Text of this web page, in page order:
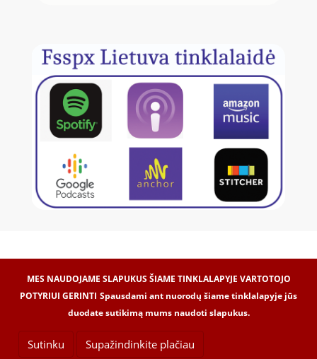
Internetinių svetainių kūrimas -Dipolis.com© 2017
© VšĮ „Laetitia“, 2017
MES NAUDOJAME SLAPUKUS ŠIAME TINKLALAPYJE VARTOTOJO
POTYRIUI GERINTI Spausdami ant nuorodų šiame tinklalapyje jūs
duodate sutikimą mums naudoti slapukus.
Sutinku Supažindinkite plačiau